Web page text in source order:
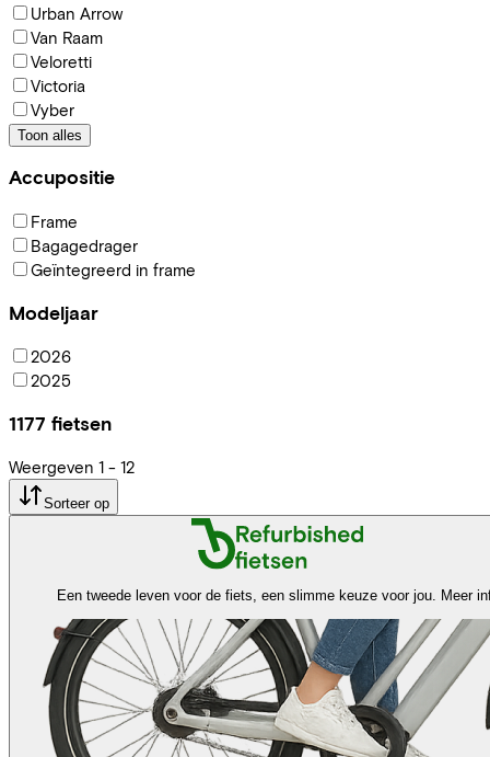
Urban Arrow
Van Raam
Veloretti
Victoria
Vyber
Toon alles
Accupositie
Frame
Bagagedrager
Geïntegreerd in frame
Modeljaar
2026
2025
1177 fietsen
Weergeven 1 - 12
Sorteer op
Een tweede leven voor de fiets, een slimme keuze voor jou. Meer